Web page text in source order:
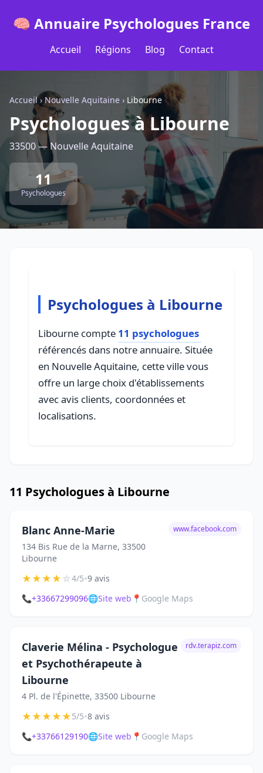
🧠 Annuaire Psychologues France
Accueil Régions Blog Contact
Accueil› Nouvelle Aquitaine › Libourne
Psychologues à Libourne
33500 — Nouvelle Aquitaine
11
Psychologues
Psychologues à Libourne
Libourne compte 11 psychologues
référencés dans notre annuaire. Située
en Nouvelle Aquitaine, cette ville vous
offre un large choix d'établissements
avec avis clients, coordonnées et
localisations.
11 Psychologues à Libourne
Blanc Anne-Marie
134 Bis Rue de la Marne, 33500
Libourne
www.facebook.com
★★★★☆4/5•9 avis
📞+33667299096🌐Site web 📍 Google Maps
Claverie Mélina - Psychologue
et Psychothérapeute à
Libourne
4 Pl. de l'Épinette, 33500 Libourne
rdv.terapiz.com
★★★★★5/5•8 avis
📞+33766129190🌐Site web 📍 Google Maps